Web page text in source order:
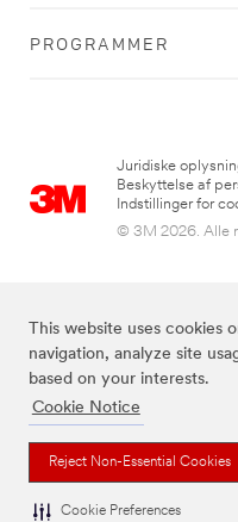
This website uses cookies
navigation, analyze site
based on your interests.
Cookie Notice
Reject Non-Essential Cookies
Cookie Preferences
PROGRAMMER
Juridiske
Beskyttelse af
Indstillinger for
© 3M 2026. Alle
3M, Post-it® og farven